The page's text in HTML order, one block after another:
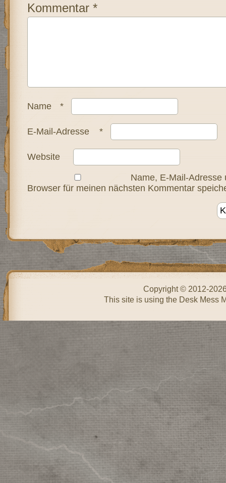
Kommentar *
Name *
E-Mail-Adresse *
Website
Name, E-Mail-Adresse
Browser für meinen nächsten Kommentar
Copyright © 2012-
This site is using the Desk Mess